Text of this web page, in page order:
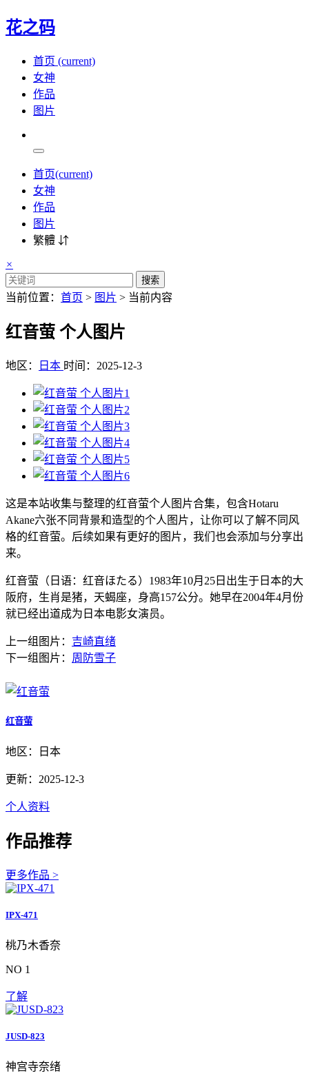
花之码
首页 (current)
女神
作品
图片
首页(current)
女神
作品
图片
繁體 ⇵
×
搜索
当前位置： 首页 > 图片 > 当前内容
红音萤 个人图片
地区： 日本 时间：2025-12-3
这是本站收集与整理的红音萤个人图片合集，包含Hotaru
Akane六张不同背景和造型的个人图片，让你可以了解不同风
格的红音萤。后续如果有更好的图片，我们也会添加与分享出
来。
红音萤（日语：红音ほたる）1983年10月25日出生于日本的大
阪府，生肖是猪，天蝎座，身高157公分。她早在2004年4月份
就已经出道成为日本电影女演员。
上一组图片： 吉崎直绪
下一组图片： 周防雪子
红音萤
地区：日本
更新：2025-12-3
个人资料
作品推荐
更多作品 >
IPX-471
桃乃木香奈
NO 1
了解
JUSD-823
神宫寺奈绪